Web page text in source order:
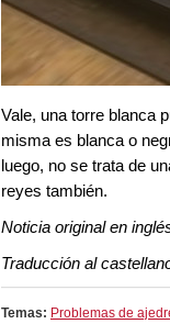
Vale, una torre blanca
misma es blanca o
luego, no se trata de
reyes también.
Noticia original en
Traducción al
Temas: Problemas de